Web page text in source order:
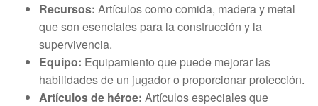
Recursos: Artículos como comida, madera y metal
que son esenciales para la construcción y la
supervivencia.
Equipo: Equipamiento que puede mejorar las
habilidades de un jugador o proporcionar protección.
Artículos de héroe: Artículos especiales que